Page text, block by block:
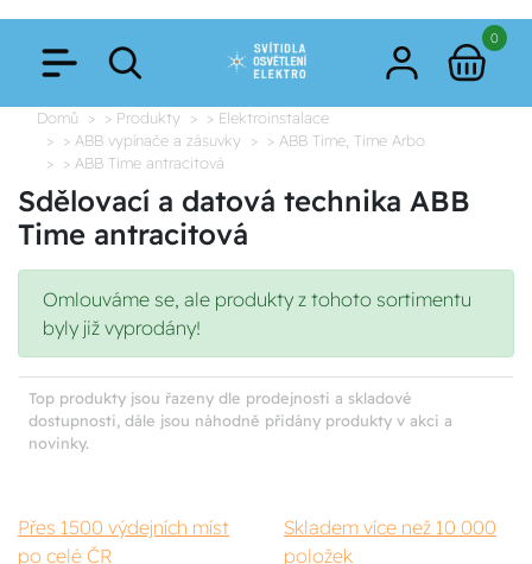
0
Domů > Produkty
> Elektroinstalace
> ABB vypínače a zásuvky
> ABB Time, Time Arbo
> ABB Time antracitová
Sdělovací a datová technika ABB
Time antracitová
Omlouváme se, ale produkty z tohoto sortimentu
byly již vyprodány!
Top produkty jsou řazeny dle prodejnosti a skladové
dostupnosti, dále jsou náhodně přidány produkty v akci a
novinky.
Přes 1500 výdejních míst
po celé ČR
Skladem více než 10 000
položek